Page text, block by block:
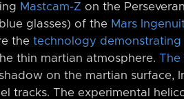
Mastcam-Z on the
glasses) of the Mars
the technology demonstrating
thin martian atmosphere. The
shadow on the martian
tracks. The experimental